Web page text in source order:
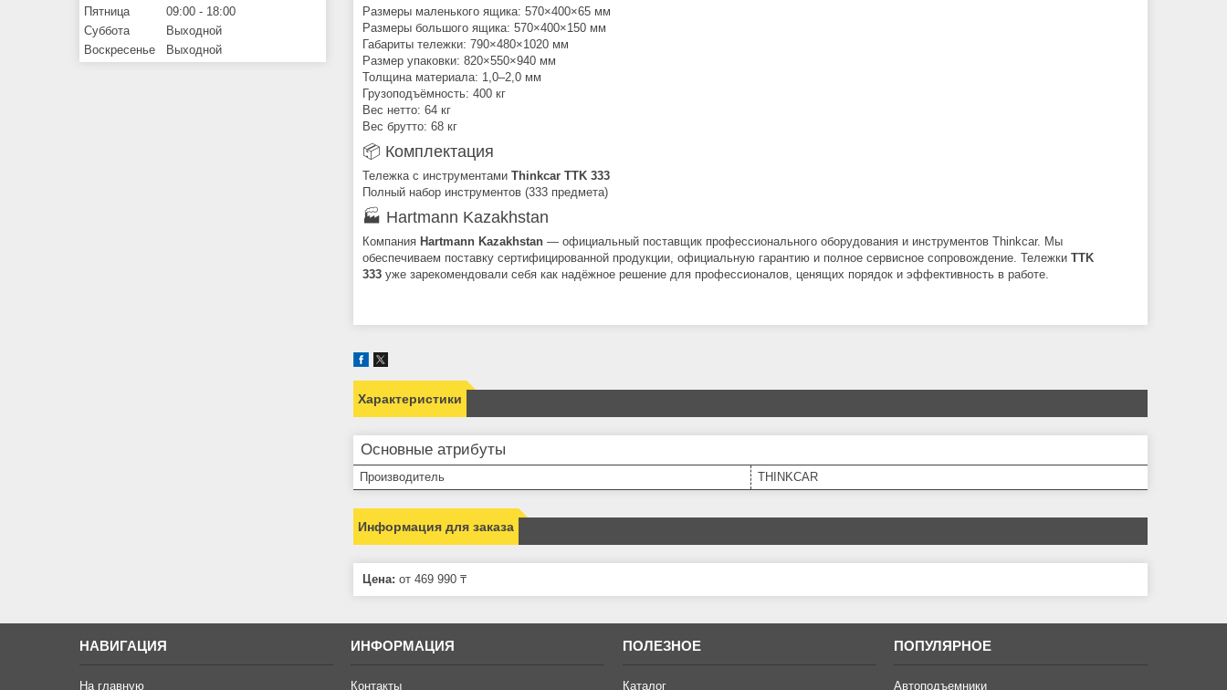
Размеры маленького ящика: 570×400×65 мм
Размеры большого ящика: 570×400×150 мм
Габариты тележки: 790×480×1020 мм
Размер упаковки: 820×550×940 мм
Толщина материала: 1,0–2,0 мм
Грузоподъёмность: 400 кг
Вес нетто: 64 кг
Вес брутто: 68 кг
📦 Комплектация
Тележка с инструментами Thinkcar TTK 333
Полный набор инструментов (333 предмета)
🏭 Hartmann Kazakhstan
Компания Hartmann Kazakhstan — официальный поставщик профессионального оборудования и инструментов Thinkcar. Мы
обеспечиваем поставку сертифицированной продукции, официальную гарантию и полное сервисное сопровождение. Тележки TTK
333 уже зарекомендовали себя как надёжное решение для профессионалов, ценящих порядок и эффективность в работе.
Характеристики
Основные атрибуты
Производитель THINKCAR
Информация для заказа
Цена: от 469 990 ₸
Пятница
09:00
18:00
Суббота
Выходной
Воскресенье
Выходной
НАВИГАЦИЯ
На главную
ИНФОРМАЦИЯ
Контакты
ПОЛЕЗНОЕ
Каталог
ПОПУЛЯРНОЕ
Автоподъемники